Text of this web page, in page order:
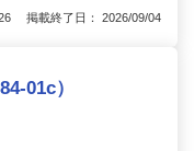
掲載終了日： 2026/09/04
01c）